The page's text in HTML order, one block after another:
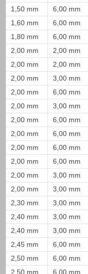
1,50 mm
6,00 mm
1,60 mm
6,00 mm
1,80 mm
6,00 mm
2,00 mm
2,00 mm
2,00 mm
2,00 mm
2,00 mm
3,00 mm
2,00 mm
6,00 mm
2,00 mm
3,00 mm
2,00 mm
6,00 mm
2,00 mm
6,00 mm
2,00 mm
6,00 mm
2,00 mm
6,00 mm
2,00 mm
3,00 mm
2,00 mm
3,00 mm
2,30 mm
3,00 mm
2,40 mm
3,00 mm
2,40 mm
3,00 mm
2,45 mm
6,00 mm
2,50 mm
6,00 mm
2,50 mm
6,00 mm